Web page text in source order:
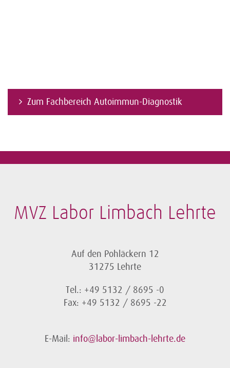
Zum Fachbereich Autoimmun-Diagnostik
MVZ Labor Limbach Lehrte
Auf den Pohläckern 12
31275 Lehrte
Tel.: +49 5132 / 8695 -0
Fax: +49 5132 / 8695 -22
E-Mail: info@labor-limbach-lehrte.de